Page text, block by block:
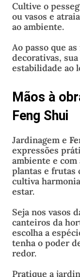
Cultive o
ou vasos e
ao ambiente.
Ao passo que
decorativas,
estabilidade ao
Mãos à
Feng Shui
Jardinagem e
expressões
ambiente e
plantas e frutas
cultiva
estar.
Seja nos vasos
canteiros da
escolha a
tenha o poder
redor.
Pratique a